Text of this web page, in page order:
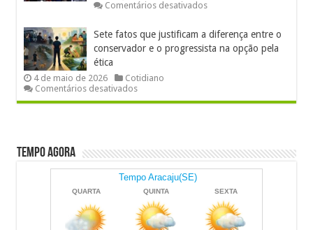
Comentários desativadosem
ricos
reclamando
por
Sete fatos que justificam a diferença entre o
conservador e o progressista na opção pela
ética
4 de maio de 2026
Cotidiano
Comentários desativadosem
Sete
diferença
entre
o
conservador
o
progressista
na
Tempo Agora